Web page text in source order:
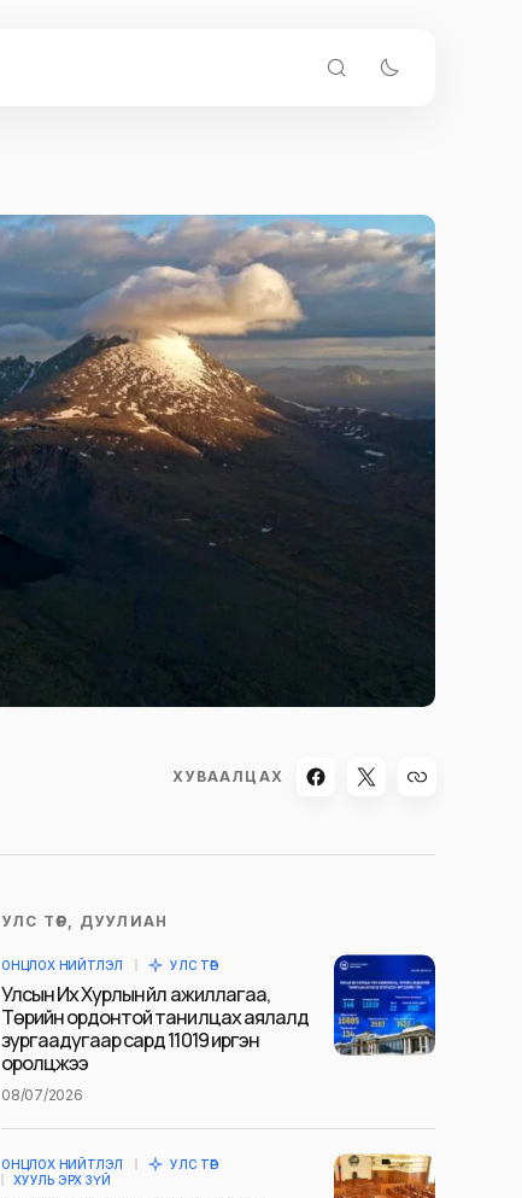
ХУВААЛЦАХ
УЛС ТӨР, ДУУЛИАН
ОНЦЛОХ НИЙТЛЭЛ УЛС ТӨР
Улсын Их Хурлын үйл ажиллагаа,
Төрийн ордонтой танилцах аялалд
зургаадугаар сард 11019 иргэн
оролцжээ
08/07/2026
ОНЦЛОХ НИЙТЛЭЛ
УЛС ТӨР
ХУУЛЬ ЭРХ ЗҮЙ